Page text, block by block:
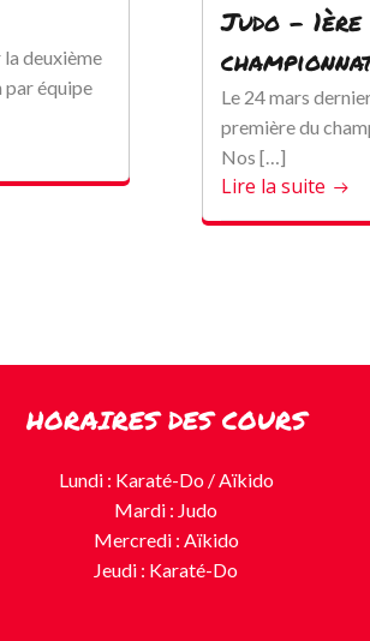
deuxième
par équipe
Judo – 1ère
Le 24 mars
première du
Nos […]
Lire la suite
HORAIRES DES COURS
Lundi : Karaté-Do / Aïkido
Mardi : Judo
Mercredi : Aïkido
Jeudi : Karaté-Do